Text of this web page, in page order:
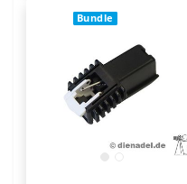
Bundle